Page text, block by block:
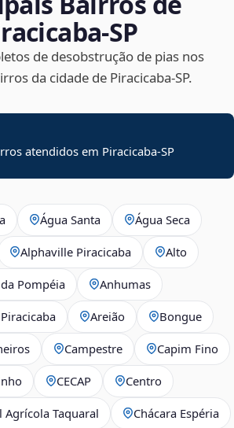
de desobstrução de pias nos
da cidade de Piracicaba‑SP.
atendidos em Piracicaba-SP
Água Santa Água Seca
Alphaville Piracicaba Alto
Pompéia Anhumas
Areião Bongue
Campestre Capim Fino
CECAP Centro
Agrícola Taquaral Chácara Espéria